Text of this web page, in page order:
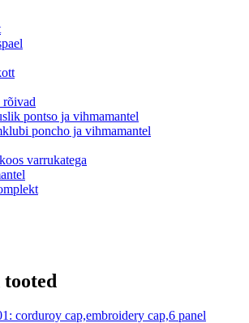
pontso ja vihmamantel
poncho ja vihmamantel
varrukatega
tooted